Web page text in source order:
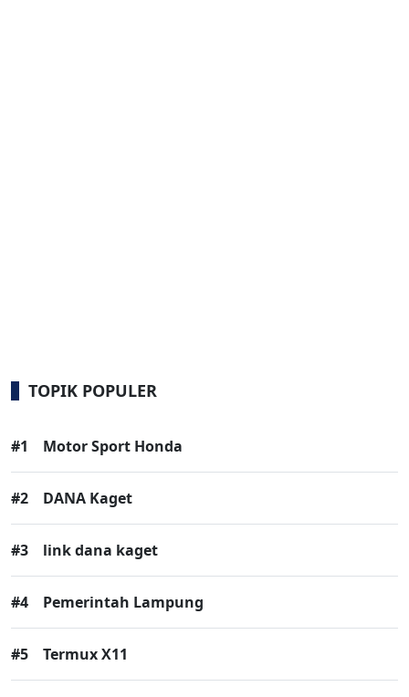
TOPIK POPULER
#1 Motor Sport Honda
#2 DANA Kaget
#3 link dana kaget
#4 Pemerintah Lampung
#5 Termux X11